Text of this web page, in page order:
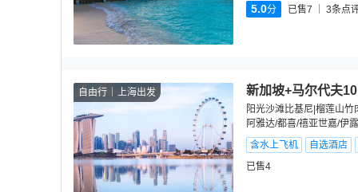
5.0分 已售7 3条点
自由行 上海出发 新加坡+马尔代夫
阳光沙滩比基尼|榴莲山
阿雅达/都喜/禧亚世嘉/伊
含水上飞机
自选酒店
已售4